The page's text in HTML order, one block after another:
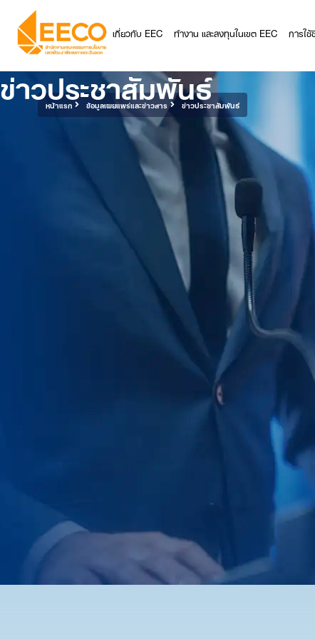
เกี่ยวกับ EEC ทำงาน และลงทุนในเขต EEC การใ
หน้าแรก ข้อมูลเผยแพร่และข่าวสาร ข่าวประชาสัมพันธ์
ข่าวประชาสัมพันธ์